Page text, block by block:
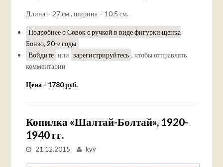
Длина – 27 см., ширина – 10,5 см.
Подробнеео Совок с ручкой в виде фигурки щенка
Бонзо, 20-е годы
Войдите или зарегистрируйтесь , чтобы отправлять
комментарии
Цена - 1780 руб.
Копилка «Шалтай-Болтай», 1920-
1940 гг.
21.12.2015 kvv